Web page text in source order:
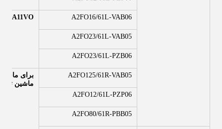
A2FO16/61L-VAB06
A11VO
A2FO23/61L-VAB05
A2FO23/61L-PZB06
A2FO125/61R-VAB05
برای
ماشین
A2FO12/61L-PZP06
A2FO80/61R-PBB05